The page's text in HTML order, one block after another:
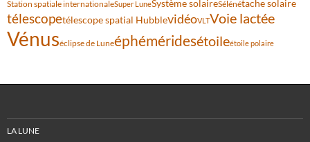
Station spatiale internationaleSuper LuneSystème solaireSélénétache solaire
télescopetélescope spatial HubblevidéoVLTVoie lactée
Vénuséclipse de Luneéphéméridesétoileétoile polaire
LA LUNE